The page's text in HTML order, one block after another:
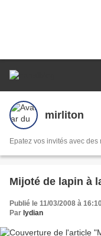
mirliton
Epatez vos invités avec
Mijoté de lapin à
Publié le 11/03/2008 à
Par lydian